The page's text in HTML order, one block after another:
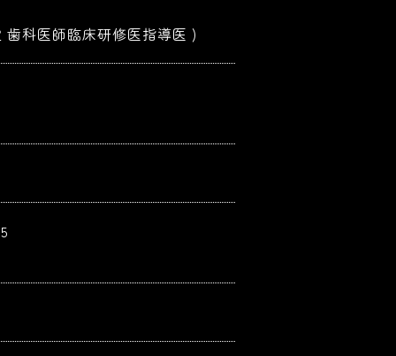
科医師臨床研修医指導医 )